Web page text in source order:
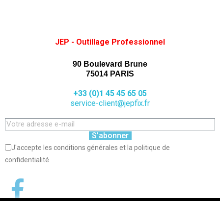
JEP - Outillage Professionnel
90 Boulevard Brune
75014 PARIS
+33 (0)1 45 45 65 05
service-client@jepfix.fr
S’abonner
J'accepte les conditions générales et la politique de
confidentialité